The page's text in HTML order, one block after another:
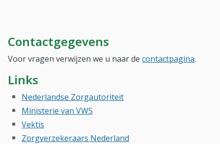
Contactgegevens
Voor vragen verwijzen we u naar de contactpagina.
Links
Nederlandse Zorgautoriteit
Ministerie van VWS
Vektis
Zorgverzekeraars Nederland